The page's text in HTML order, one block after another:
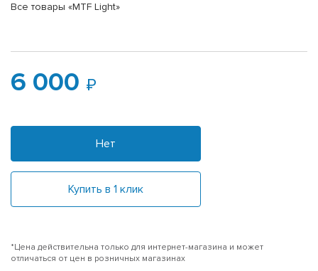
Все товары «MTF Light»
6 000
Нет
Купить в 1 клик
*Цена действительна только для интернет-магазина и может
отличаться от цен в розничных магазинах